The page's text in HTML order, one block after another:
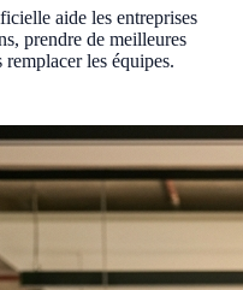
aide les entreprises
prendre de meilleures
les équipes.